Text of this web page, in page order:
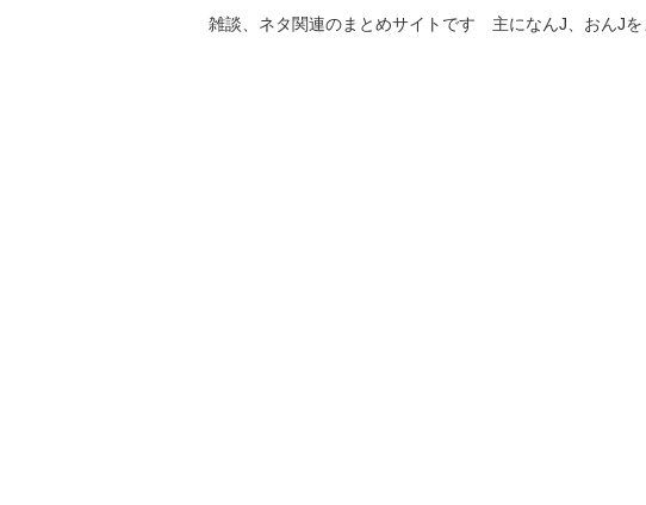
雑談、ネタ関連のまとめサイトです 主になんJ、おんJ